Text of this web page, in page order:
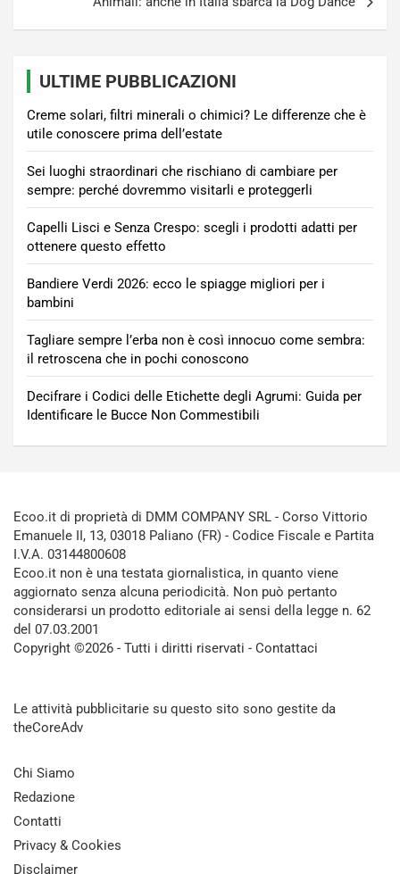
ULTIME PUBBLICAZIONI
Creme solari, filtri minerali o chimici? Le differenze che è
utile conoscere prima dell’estate
Sei luoghi straordinari che rischiano di cambiare per
sempre: perché dovremmo visitarli e proteggerli
Capelli Lisci e Senza Crespo: scegli i prodotti adatti per
ottenere questo effetto
Bandiere Verdi 2026: ecco le spiagge migliori per i
bambini
Tagliare sempre l’erba non è così innocuo come sembra:
il retroscena che in pochi conoscono
Decifrare i Codici delle Etichette degli Agrumi: Guida per
Identificare le Bucce Non Commestibili
Ecoo.it di proprietà di DMM COMPANY SRL - Corso Vittorio
Emanuele II, 13, 03018 Paliano (FR) - Codice Fiscale e Partita
I.V.A. 03144800608
Ecoo.it non è una testata giornalistica, in quanto viene
aggiornato senza alcuna periodicità. Non può pertanto
considerarsi un prodotto editoriale ai sensi della legge n. 62
del 07.03.2001
Copyright ©2026 - Tutti i diritti riservati - Contattaci
Le attività pubblicitarie su questo sito sono gestite da
theCoreAdv
Chi Siamo
Redazione
Contatti
Privacy & Cookies
Disclaimer